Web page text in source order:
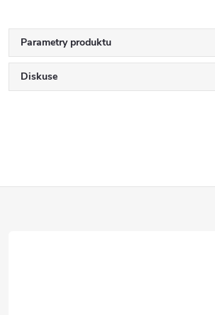
Parametry produktu
Diskuse